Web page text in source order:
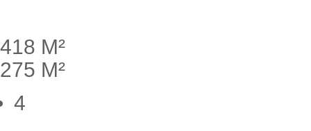
418 M²
275 M²
4